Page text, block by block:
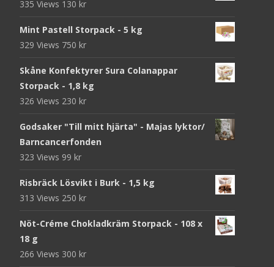
335 Views 130 kr
Mint Pastell Storpack - 5 kg
329 Views 750 kr
Skåne Konfektyrer Sura Colanappar
Storpack - 1,8 kg
326 Views 230 kr
Godsaker "Till mitt hjärta" - Majas lyktor/
Barncancerfonden
323 Views 99 kr
Risbräck Lösvikt i Burk - 1,5 kg
313 Views 250 kr
Nöt-Créme Chokladkräm Storpack - 108 x
18 g
266 Views 300 kr